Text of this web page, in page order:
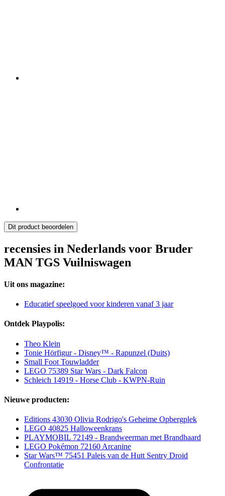
Dit product beoordelen
recensies in Nederlands voor Bruder
MAN TGS Vuilniswagen
Uit ons magazine:
Educatief speelgoed voor kinderen vanaf 3 jaar
Ontdek Playpolis:
Theo Klein
Tonie Hörfigur - Disney™ - Rapunzel (Duits)
Small Foot Touwladder
LEGO 75389 Star Wars - Dark Falcon
Schleich 14919 - Horse Club - KWPN-Ruin
Nieuwe producten:
Editions 43030 Olivia Rodrigo's Geheime Opbergplek
LEGO 40825 Halloweenkrans
PLAYMOBIL 72149 - Brandweerman met Brandhaard
LEGO Pokémon 72160 Arcanine
Star Wars™ 75451 Paleis van de Hutt Sentry Droid
Confrontatie